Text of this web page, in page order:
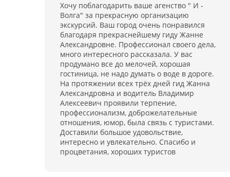
Хочу поблагодарить ваше агенство " И -
Волга" за прекрасную организацию
экскурсий. Ваш город очень понравился
благодаря прекраснейшему гиду Жанне
Александровне. Профессионал своего дела,
много интересного рассказала. У вас
продумано все до мелочей, хорошая
гостиница, не надо думать о воде в дороге.
На протяжении всех трёх дней гид Жанна
Александровна и водитель Владимир
Алексеевич проявили терпение,
профессионализм, доброжелательные
отношения, юмор, была связь с туристами.
Доставили большое удовольствие,
интересно и увлекательно. Спасибо и
процветания, хороших туристов